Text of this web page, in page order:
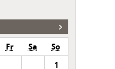
Fr Sa
So
1